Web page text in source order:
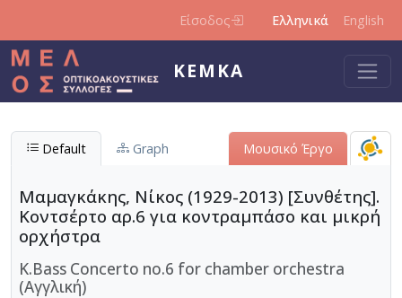
Είσοδος Ελληνικά English
ΚΕΜΚΑ
Default Graph Μουσικό Έργο
Μαμαγκάκης, Νίκος (1929-2013) [Συνθέτης].
Κοντσέρτο αρ.6 για κοντραμπάσο και μικρή
ορχήστρα
K.Bass Concerto no.6 for chamber orchestra
(Αγγλική)